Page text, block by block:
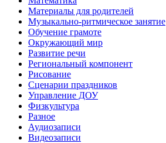
Материалы для родителей
Музыкально-ритмическое занятие
Обучение грамоте
Окружающий мир
Развитие речи
Региональный компонент
Рисование
Сценарии праздников
Управление ДОУ
Физкультура
Разное
Аудиозаписи
Видеозаписи